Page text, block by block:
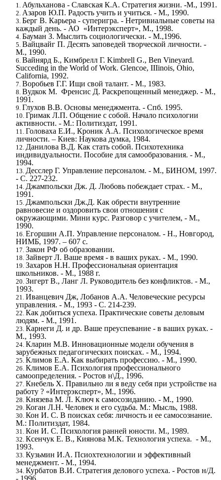
Абульханова - Славская К.А. Стратегия жизни. -М., 1991.
Азаров Ю.П. Радость учить и учиться. - М., 1990.
Берг В. Карьера - суперигра. - Нетривиальные советы на
каждый день. - АО «Интерэксперт», М., 1998.
Бауман З. Мыслить социологически. - М.,1996.
Вайцвайг П. Десять заповедей творческой личности. -
М., 1990.
Вайнярд Б., Кимбрелл Г. Kimbrell G., Ben Vineyard.
Succeding in the World of Work. Glencoe, IIIinois, Ohio,
California, 1992.
Воробьев Г.Г. Ищи свой талант. - М., 1983.
Вудкок М. Френсис Д. Раскрепощенный менеджер. - М.,
1991.
Глухов В.В. Основы менеджмента. - Спб. 1995.
Гримак Л.П. Общение с собой. Начало психологии
активности. - М.: Политиздат, 1991.
Головаха Е.И., Кроник А.А. Психологическое время
личности. – Киев: Наукова думка, 1984.
Данилова В.Д. Как стать собой. Психотехника
индивидуальности. Пособие для самообразования. - М.,
1994.
Десслер Г. Управление персоналом. - М., БИНОМ, 1997.
- С. 227-232.
Джампольски Дж. Д. Любовь побеждает страх. - М.,
1991.
Джампольски Дж.Д. Как обрести внутренние
равновесие и оздоровить свои отношения с
окружающими. Мини курс. Разговор с учителем, - М.,
1990.
Егоршин А.П. Управление персоналом. - Н., Новгород,
НИМБ, 1997. – 607 с.
Закон РФ об образовании.
Зайверт Л. Ваше время - в ваших руках. - М., 1990.
Захаров Н.Н. Профессиональная ориентация
школьников. - М., 1988 г.
Зигерт В., Ланг Л. Руководитель без конфликтов. - М.,
1993.
Иванцевич Дж, Лобанов А.А. Человеческие ресурсы
управления. - М., 1993 - С. 214-239.
Как добиться успеха. Практические советы деловым
людям. - М., 1991.
Карнеги Д. и др. Ваше преуспевание - в ваших руках. -
М., 1993.
Кларин М.В. Инновационные модели обучения в
зарубежных педагогических поисках. - М., 1994.
Климов Е.А. Как выбирать профессию. - М., 1990.
Климов Е.А. Психология профессионального
самоопределения. - Ростов н\Д., 1996.
Кнебель Х. Правильно ли я веду себя при устройстве на
работу ? «Интерэксперт», М., 1996.
Князева М. Л. Ключ к самосозиданию. - М., 1990.
Коган Л.Н. Человек и его судьба. М.: Мысль, 1988.
Кон И. С. В поисках себя: личность и ее самосознание.
М.: Политиздат, 1984.
Кон И. С. Психология ранней юности. М., 1989.
Ксенчук Е. В., Киянова М.К. Технология успеха. - М.,
1993.
Кузьмин И.А. Псиохтехнологии и эффективный
менеджмент. - М., 1994.
Курбатов В.И. Стратегия делового успеха. - Ростов н/Д.